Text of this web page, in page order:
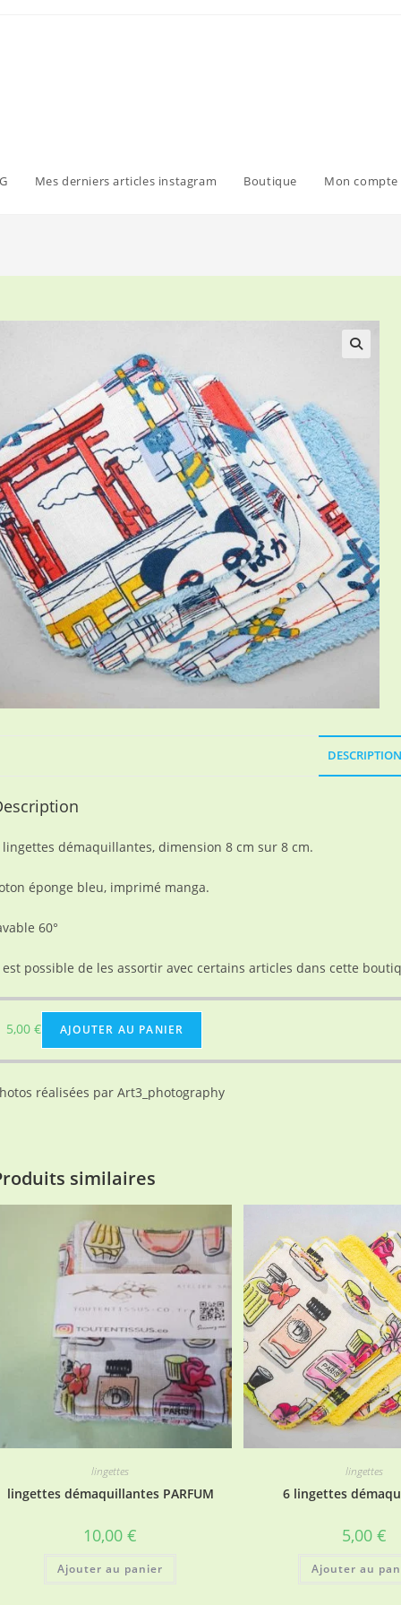
Mes derniers articles instagram Boutique Mon compte
DESCRIPTION
lingettes démaquillantes, dimension 8 cm sur 8 cm.
éponge bleu, imprimé manga.
60°
possible de les assortir avec certains articles dans cette
5,00 € AJOUTER AU PANIER
réalisées par Art3_photography
similaires
lingettes
lingettes démaquillantes PARFUM
10,00€
Ajouter au panier
lingettes
6 lingettes
5,00€
Ajouter au